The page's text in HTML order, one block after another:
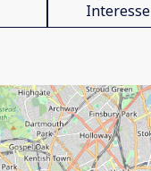
Interesse